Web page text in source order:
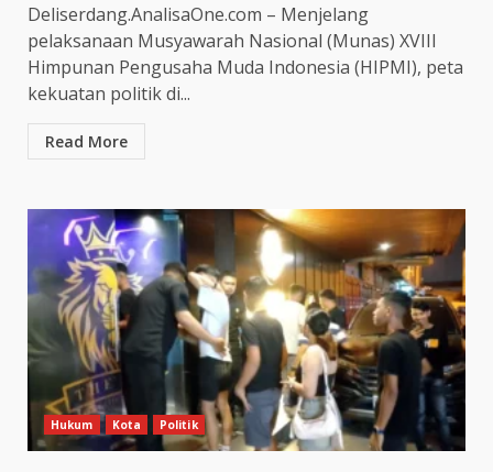
Deliserdang.AnalisaOne.com – Menjelang
pelaksanaan Musyawarah Nasional (Munas) XVIII
Himpunan Pengusaha Muda Indonesia (HIPMI), peta
kekuatan politik di...
Read More
Hukum Kota Politik